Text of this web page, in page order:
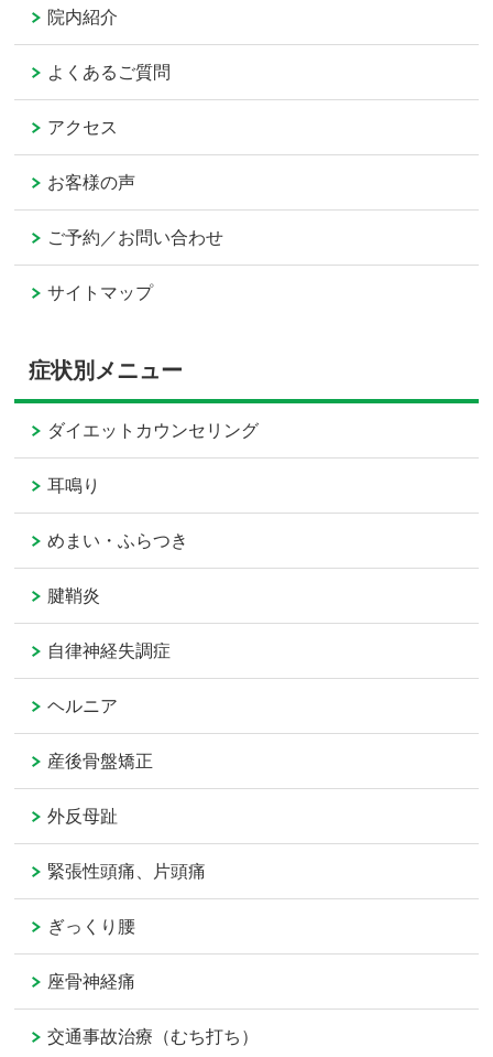
院内紹介
よくあるご質問
アクセス
お客様の声
ご予約／お問い合わせ
サイトマップ
症状別メニュー
ダイエットカウンセリング
耳鳴り
めまい・ふらつき
腱鞘炎
自律神経失調症
ヘルニア
産後骨盤矯正
外反母趾
緊張性頭痛、片頭痛
ぎっくり腰
座骨神経痛
交通事故治療（むち打ち）